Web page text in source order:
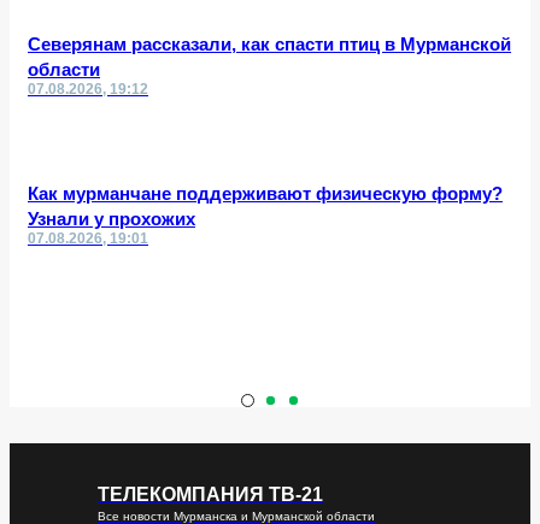
Северянам рассказали, как спасти птиц в Мурманской
области
07.08.2026, 19:12
Как мурманчане поддерживают физическую форму?
Узнали у прохожих
07.08.2026, 19:01
ТЕЛЕКОМПАНИЯ ТВ-21
Все новости Мурманска и Мурманской области